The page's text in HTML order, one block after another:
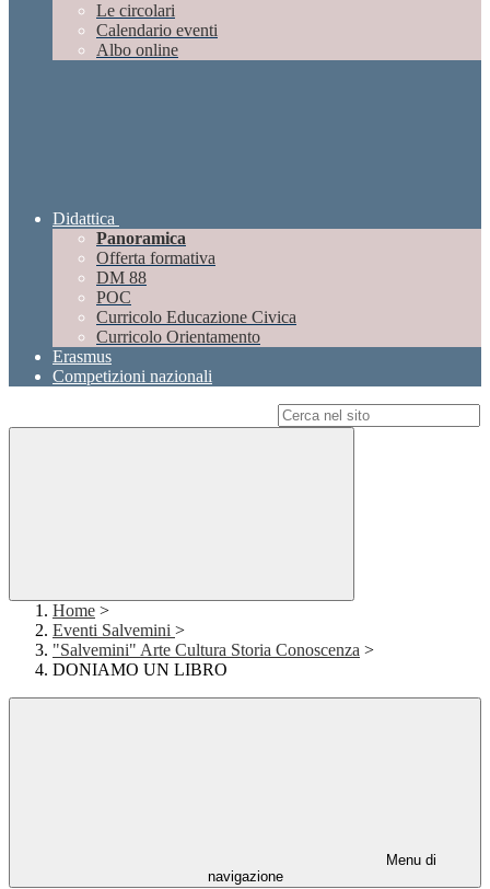
Le circolari
Calendario eventi
Albo online
Didattica
Panoramica
Offerta formativa
DM 88
POC
Curricolo Educazione Civica
Curricolo Orientamento
Erasmus
Competizioni nazionali
Home >
Eventi Salvemini >
"Salvemini" Arte Cultura Storia Conoscenza >
DONIAMO UN LIBRO
Menu di
navigazione